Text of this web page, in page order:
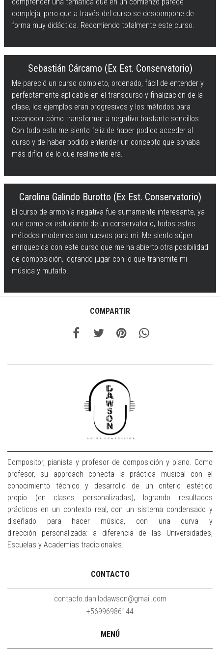
compleja, pero que a través del curso se descompone de
forma muy didáctica. Recomiendo totalmente este curso.
Sebastián Cárcamo (Ex Est. Conservatorio)
Me pareció un curso completo, ordenado, fácil de entender y
perfectamente aplicable en el transcurso y finalización de la
clase, los ejemplos eran progresivos y los métodos para
reconocer cómo transformar a negativo bastante sencillos.
Con todo esto me siento feliz de haber podido acceder al
curso y de haber podido entender un concepto que sonaba
más difícil de lo que realmente era.
Carolina Galindo Burotto (Ex Est. Conservatorio)
El curso de armonía negativa fue sumamente interesante, ya
que como ex estudiante de un conservatorio, todos estos
métodos modernos son nuevos para mi. Me siento súper
enriquecida con este curso que me ha abierto otra posibilidad
de composición, logrando jugar con lo que transmite mi
música y mutarlo.
COMPARTIR
Compositor, pianista y profesor de composición y piano. Como
profesor, su approach conecta la práctica musical con el
conocimiento técnico y desarrollo de un criterio estético
propio (en clases personalizadas), logrando resultados
prácticos en un contexto real, con un sistema condensado y
diseñado para hacer música, con una curva y
dirección personalizada: a diferencia de las Universidades,
Escuelas y Academias tradicionales.
CONTACTO
contacto.danilodawson@gmail.com
+56996986144
MENÚ